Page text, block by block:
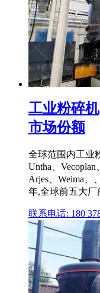
工业粉碎
市场份额
全球范围内工业
Untha、Vecoplan
Arjes、Weima、
年,全球前五大厂
联系电话: 180